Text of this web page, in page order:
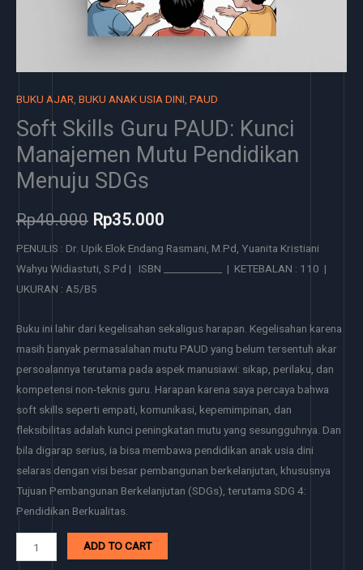
BUKU AJAR BUKU ANAK USIA DINI PAUD
Soft Skills Guru PAUD: Kunci
Manajemen Mutu Pendidikan
Menuju SDGs
Rp40.000 Rp35.000
PENULIS : Dr. Upik Elok Endang Rasmani, M.Pd, Yuanita Kristiani
Wahyu Widiastuti, S.Pd | ISBN ____________ | KETEBALAN : 110 |
UKURAN : A5/B5
Buku ini lahir dari kegelisahan sekaligus harapan. Kegelisahan karena
masih banyak permasalahan mutu PAUD yang belum tersentuh akar
persoalannya terutama pada aspek manusiawi: sikap, perilaku, dan
kompetensi non-teknis guru. Harapan karena saya percaya bahwa
soft skills seperti empati, komunikasi, kepemimpinan, dan
fleksibilitas adalah kunci peningkatan mutu yang sesungguhnya. Dan
bila digarap serius, ia bisa membawa pendidikan anak usia dini
selaras dengan visi besar pembangunan berkelanjutan, khususnya
Tujuan Pembangunan Berkelanjutan (SDGs), terutama SDG 4:
Pendidikan Berkualitas.
ADD TO CART